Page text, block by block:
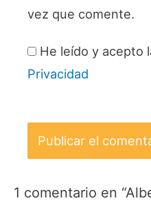
vez que comente.
He leído y acepto
Privacidad
1 comentario en